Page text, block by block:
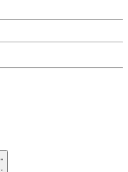
Открыть меню